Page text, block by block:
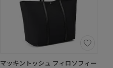
マッキントッシュ フィロソフィー